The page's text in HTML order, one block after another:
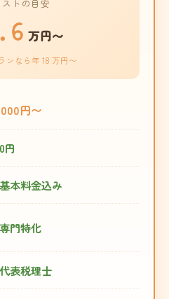
トの目安
万円〜
ンなら年 18 万円〜
円〜
0円
基本料金込み
専門特化
代表税理士